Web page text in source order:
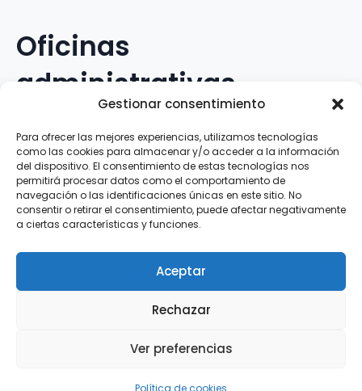
Gestionar consentimiento
Para ofrecer las mejores experiencias, utilizamos tecnologías
como las cookies para almacenar y/o acceder a la información
del dispositivo. El consentimiento de estas tecnologías nos
permitirá procesar datos como el comportamiento de
navegación o las identificaciones únicas en este sitio. No
consentir o retirar el consentimiento, puede afectar negativamente
a ciertas características y funciones.
Aceptar
Rechazar
Ver preferencias
Política de cookies
Oficinas
administrativas
Avenida Galileo Galilei, 12
15.008 · A Coruña · España
Teléfono:881.069.303
WhatsApp:616.897.466
Cookies
Silva SD · 2026 |InFouz